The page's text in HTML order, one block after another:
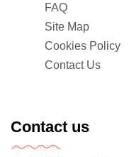
FAQ
Site Map
Cookies Policy
Contact Us
Contact us